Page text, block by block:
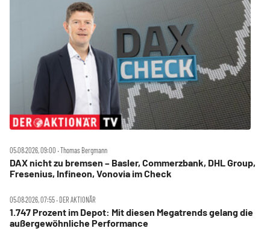
05.08.2026, 09:00 ‧ Thomas Bergmann
DAX nicht zu bremsen – Basler, Commerzbank, DHL Group,
Fresenius, Infineon, Vonovia im Check
05.08.2026, 07:55 ‧ DER AKTIONÄR
1.747 Prozent im Depot: Mit diesen Megatrends gelang die
außergewöhnliche Performance